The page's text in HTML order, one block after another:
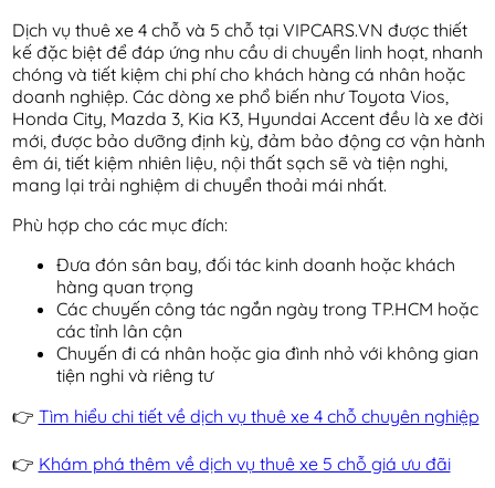
Dịch vụ thuê xe 4 chỗ và 5 chỗ tại VIPCARS.VN được thiết
kế đặc biệt để đáp ứng nhu cầu di chuyển linh hoạt, nhanh
chóng và tiết kiệm chi phí cho khách hàng cá nhân hoặc
doanh nghiệp. Các dòng xe phổ biến như Toyota Vios,
Honda City, Mazda 3, Kia K3, Hyundai Accent đều là xe đời
mới, được bảo dưỡng định kỳ, đảm bảo động cơ vận hành
êm ái, tiết kiệm nhiên liệu, nội thất sạch sẽ và tiện nghi,
mang lại trải nghiệm di chuyển thoải mái nhất.
Phù hợp cho các mục đích:
Đưa đón sân bay, đối tác kinh doanh hoặc khách
hàng quan trọng
Các chuyến công tác ngắn ngày trong TP.HCM hoặc
các tỉnh lân cận
Chuyến đi cá nhân hoặc gia đình nhỏ với không gian
tiện nghi và riêng tư
👉 Tìm hiểu chi tiết về dịch vụ thuê xe 4 chỗ chuyên nghiệp
👉 Khám phá thêm về dịch vụ thuê xe 5 chỗ giá ưu đãi